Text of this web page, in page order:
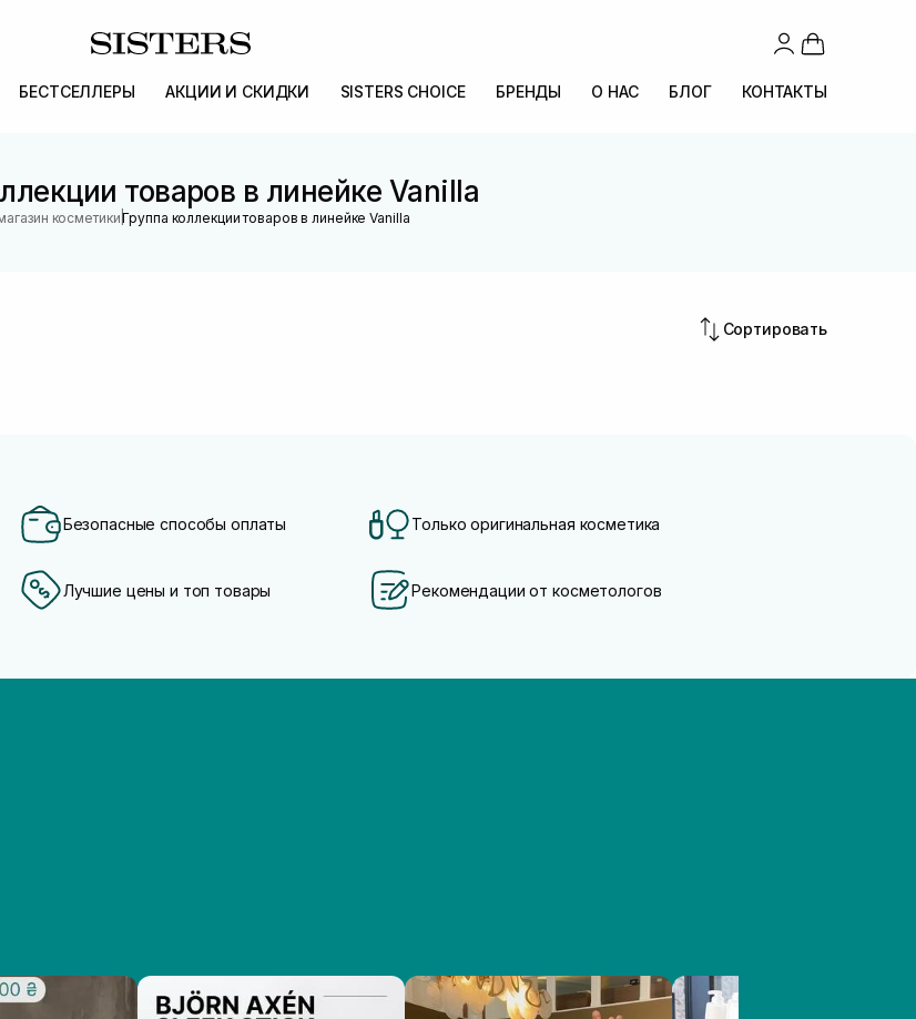
БЕСТСЕЛЛЕРЫ АКЦИИ И СКИДКИ SISTERS CHOICE БРЕНДЫ О НАС БЛОГ КОНТАКТЫ
товаров в линейке Vanilla
косметики |Группа коллекции товаров в линейке Vanilla
Сортировать
Безопасные способы оплаты Только оригинальная косметика
Лучшие цены и топ товары Рекомендации от косметологов